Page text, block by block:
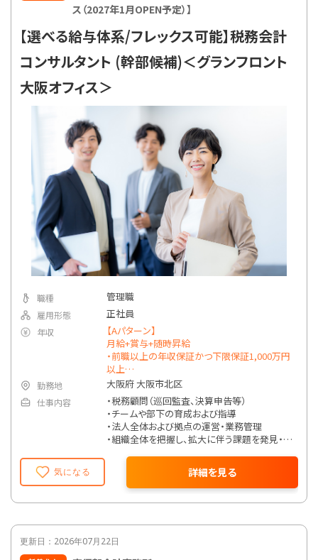
ス（2027年1月OPEN予定）】
【選べる給与体系/フレックス可能】税務会計
コンサルタント (幹部候補)＜グランフロント
大阪オフィス＞
気になる 詳細を見る
職種 管理職
雇用形態 正社員
年収
【Aパターン】
月給+賞与+随時昇給
・前職以上の年収保証かつ下限保証1,000万円
以上
【Bパターン】
月給+インセンティブ
※AとBいずれかのパターンを選択可能。
◆月給（Bパターン）
60万円以上（基本給44.4万円以上。45時間分の
固定残業代15.6万円を含む）
​ ・試用期間中：35万円以上（基本給25.9万円以
上。45時間分の固定残業代9.1万円を含む）​
収を実現中！（2025年1月実績）
勤務地 大阪府 大阪市北区
仕事内容
・税務顧問（巡回監査、決算申告等）
・チームや部下の育成および指導
・法人全体および拠点の運営・業務管理
・組織全体を把握し、拡大に伴う課題を発見・解
・経営会議に参加し、法人全体の方向性を議
※上記以外にも、経験年数や勤続年数、本人の
再編や事業承継などの業務も担当可能。
更新日：2026年07月22日